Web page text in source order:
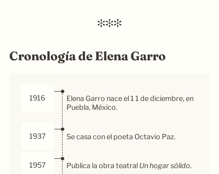
Cronología de Elena Garro
1916
Elena Garro nace el 1 1 de diciembre, en
Puebla, México.
1937 Se casa con el poeta Octavio Paz.
1957 Publica la obra teatral Un hogar sólido.